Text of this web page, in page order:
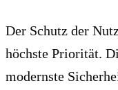
Der Schutz der
höchste Priorität.
modernste